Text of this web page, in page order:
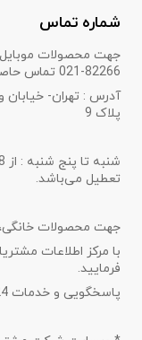
شماره تماس
جهت محصولات موبایل
82266-021 تماس حاصل فرمایید.
آدرس : تهران- خیابان
پلاک 9
تعطیل می‌باشد.
جهت محصولات
فرمایید.
پاسخگویی و خدمات 24 ساعته / هفت روز هفته (بدون تعطیلی )